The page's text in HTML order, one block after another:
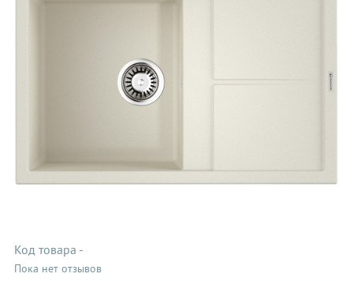
Код товара -
Пока нет отзывов